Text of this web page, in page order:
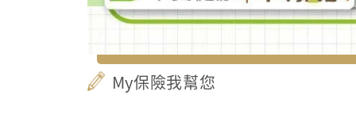
My保險我幫您